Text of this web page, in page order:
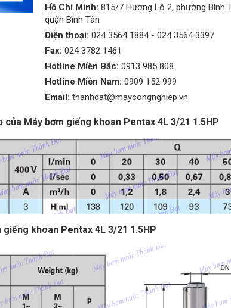
Hồ Chí Minh: 815/7 Hương Lộ 2, phường Bình
quận Bình Tân
Điện thoại: 024 3564 1884- 024 3564 3397
Fax: 024 3782 1461
Hotline Miền Bắc: 0913 985 808
Hotline Miền Nam: 0909 152 999
Email: thanhdat@maycongnghiep.vn
Máy bơm giếng khoan Pentax 4L 3/21 1.5HP
khoan Pentax 4L 3/21 1.5HP